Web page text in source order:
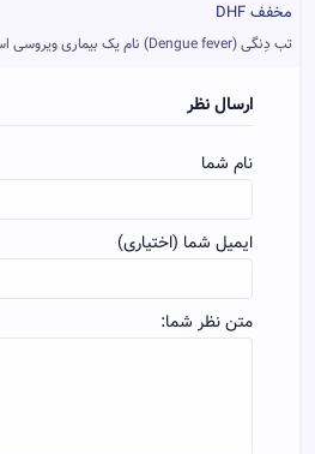
مخفف DHF
تب دِنگی (Dengue fever) نام یک بیماری ویروسی است. به آن تب د...
ارسال نظر
نام شما
ایمیل شما (اختیاری)
متن نظر شما: